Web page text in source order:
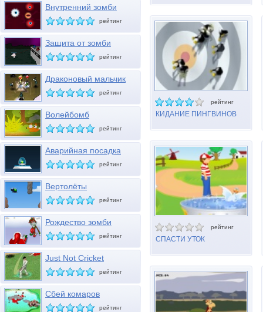
рейтинг
КИДАНИЕ ПИНГВИНОВ
рейтинг
СПАСТИ УТОК
Внутренний зомби
рейтинг
Защита от зомби
рейтинг
Драконовый мальчик
рейтинг
Волейбомб
рейтинг
Аварийная посадка
рейтинг
Вертолёты
рейтинг
Рождество зомби
рейтинг
Just Not Cricket
рейтинг
Сбей комаров
рейтинг